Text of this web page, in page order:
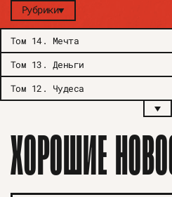
Рубрики
Том 14.
Мечта
Том 13 . Деньги
Том 12 . Чудеса
ХОРОШИЕ